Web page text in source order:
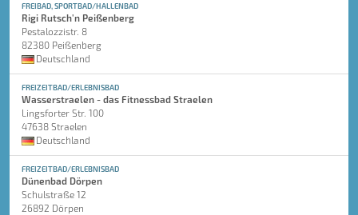
FREIBAD, SPORTBAD/HALLENBAD
Rigi Rutsch'n Peißenberg
Pestalozzistr. 8
82380 Peißenberg
Deutschland
FREIZEITBAD/ERLEBNISBAD
Wasserstraelen - das Fitnessbad Straelen
Lingsforter Str. 100
47638 Straelen
Deutschland
FREIZEITBAD/ERLEBNISBAD
Dünenbad Dörpen
Schulstraße 12
26892 Dörpen